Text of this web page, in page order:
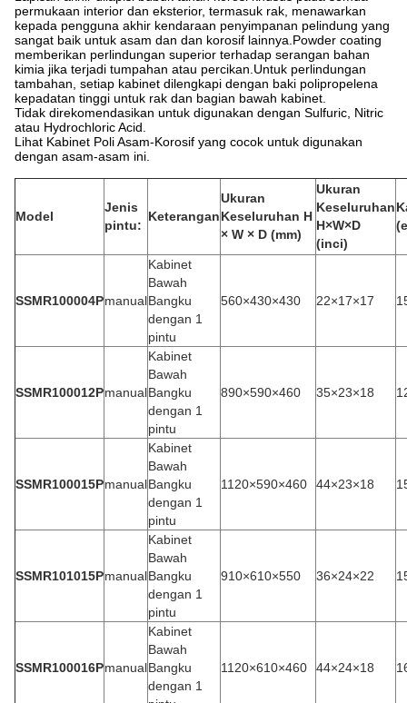
permukaan interior dan eksterior, termasuk rak, menawarkan
kepada pengguna akhir kendaraan penyimpanan pelindung yang
sangat baik untuk asam dan dan korosif lainnya.Powder coating
memberikan perlindungan superior terhadap serangan bahan
kimia jika terjadi tumpahan atau percikan.Untuk perlindungan
tambahan, setiap kabinet dilengkapi dengan baki polipropelena
kepadatan tinggi untuk rak dan bagian bawah kabinet.
Tidak direkomendasikan untuk digunakan dengan Sulfuric, Nitric
atau Hydrochloric Acid.
Lihat Kabinet Poli Asam-Korosif yang cocok untuk digunakan
dengan asam-asam ini.
Model
Jenis
pintu:
Keterangan
Ukuran
Keseluruhan H
× W × D (mm)
Ukuran
Keseluruhan
H×W×D
(inci)
SSMR100004Pmanual
Kabinet
Bawah
Bangku
dengan 1
pintu
560×430×430 22×17×17
SSMR100012Pmanual
Kabinet
Bawah
Bangku
dengan 1
pintu
890×590×460 35×23×18
SSMR100015Pmanual
Kabinet
Bawah
Bangku
dengan 1
pintu
1120×590×460 44×23×18
SSMR101015Pmanual
Kabinet
Bawah
Bangku
dengan 1
pintu
910×610×550 36×24×22
SSMR100016Pmanual
Kabinet
Bawah
Bangku
dengan 1
1120×610×460 44×24×18